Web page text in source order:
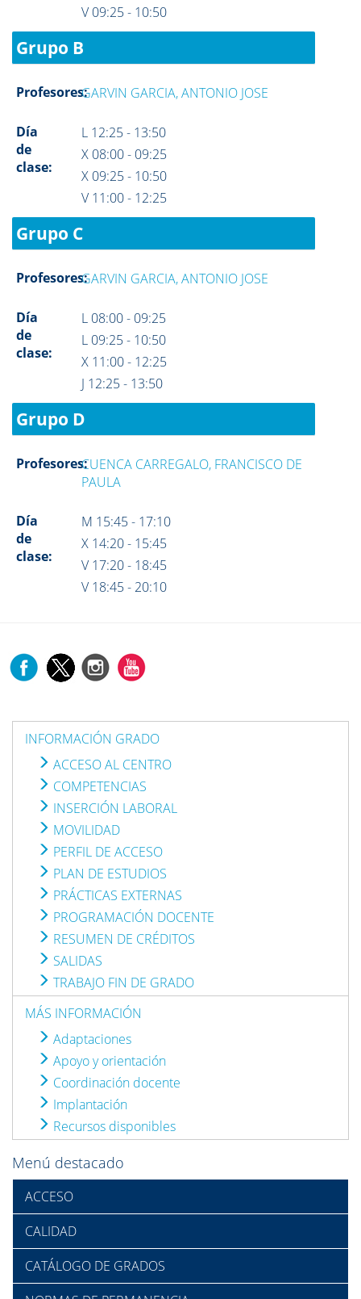
V 09:25 - 10:50
Grupo B
Profesores:GARVIN GARCIA, ANTONIO JOSE
Día
de
clase:
L 12:25 - 13:50
X 08:00 - 09:25
X 09:25 - 10:50
V 11:00 - 12:25
Grupo C
Profesores:GARVIN GARCIA, ANTONIO JOSE
Día
de
clase:
L 08:00 - 09:25
L 09:25 - 10:50
X 11:00 - 12:25
J 12:25 - 13:50
Grupo D
Profesores:CUENCA CARREGALO, FRANCISCO DE
PAULA
Día
de
clase:
M 15:45 - 17:10
X 14:20 - 15:45
V 17:20 - 18:45
V 18:45 - 20:10
INFORMACIÓN GRADO
ACCESO AL CENTRO
COMPETENCIAS
INSERCIÓN LABORAL
MOVILIDAD
PERFIL DE ACCESO
PLAN DE ESTUDIOS
PRÁCTICAS EXTERNAS
PROGRAMACIÓN DOCENTE
RESUMEN DE CRÉDITOS
SALIDAS
TRABAJO FIN DE GRADO
MÁS INFORMACIÓN
Adaptaciones
Apoyo y orientación
Coordinación docente
Implantación
Recursos disponibles
Menú destacado
ACCESO
CALIDAD
CATÁLOGO DE GRADOS